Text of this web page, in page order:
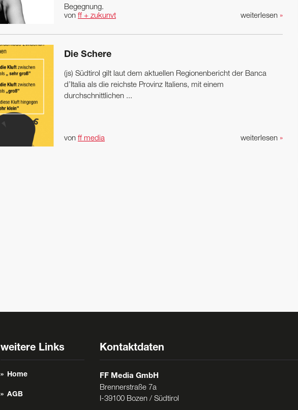
Begegnung.
weiterlesen »
von ff + zukunvt
Die Schere
(js) Südtirol gilt laut dem aktuellen Regionenbericht der Banca
d’Italia als die reichste Provinz Italiens, mit einem
durchschnittlichen ...
weiterlesen »
von ff media
weitere Links
Home
AGB
Kontaktdaten
FF Media GmbH
Brennerstraße 7a
I-39100 Bozen / Südtirol